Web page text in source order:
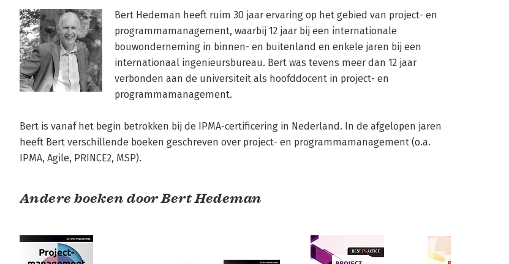
Bert Hedeman heeft ruim 30 jaar ervaring op het gebied van project- en
programmamanagement, waarbij 12 jaar bij een internationale
bouwonderneming in binnen- en buitenland en enkele jaren bij een
internationaal ingenieursbureau. Bert was tevens meer dan 12 jaar
verbonden aan de universiteit als hoofddocent in project- en
programmamanagement.
Bert is vanaf het begin betrokken bij de IPMA-certificering in Nederland. In de afgelopen jaren
heeft Bert verschillende boeken geschreven over project- en programmamanagement (o.a.
IPMA, Agile, PRINCE2, MSP).
Andere boeken door Bert Hedeman